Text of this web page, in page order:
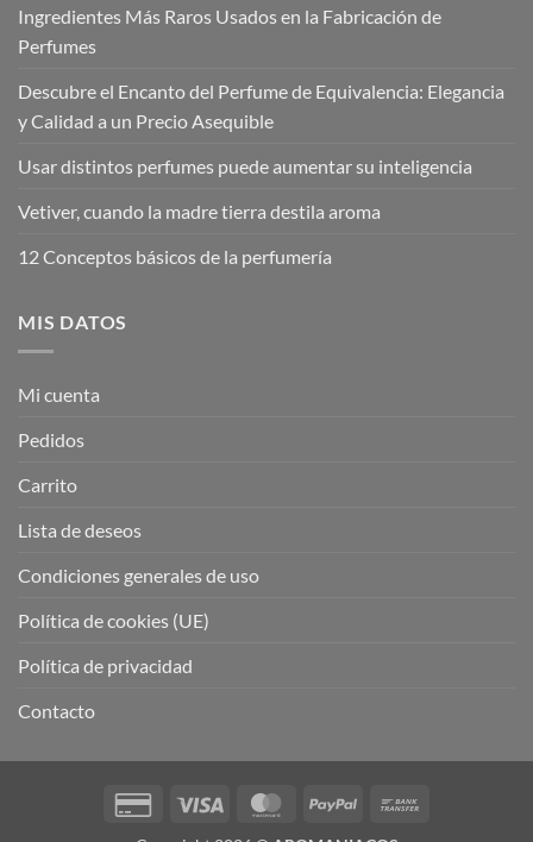
Ingredientes Más Raros Usados en la Fabricación de
Perfumes
Descubre el Encanto del Perfume de Equivalencia: Elegancia
y Calidad a un Precio Asequible
Usar distintos perfumes puede aumentar su inteligencia
Vetiver, cuando la madre tierra destila aroma
12 Conceptos básicos de la perfumería
MIS DATOS
Mi cuenta
Pedidos
Carrito
Lista de deseos
Condiciones generales de uso
Política de cookies (UE)
Política de privacidad
Contacto
Credit
Visa MasterCardPayPal